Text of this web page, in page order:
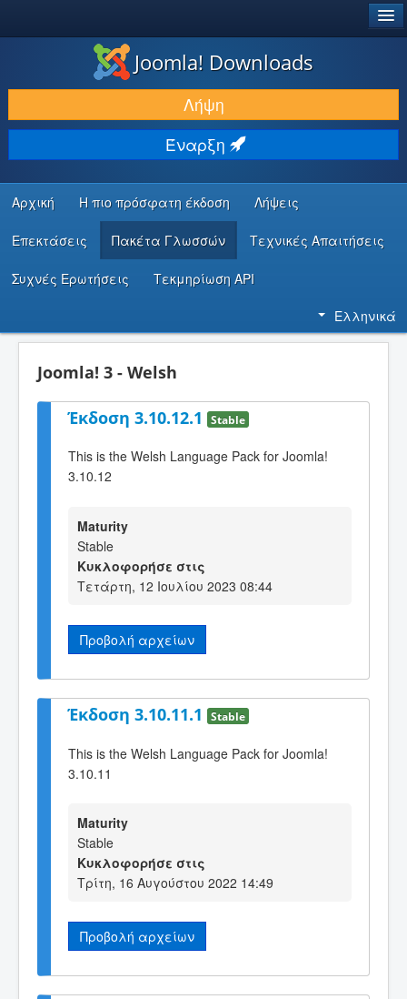
ΛΉΨΕΙΣ & ΕΠΕΚΤΆΣΕΙΣ
ΕΎΡΕΣΗ & ΜΆΘΗΣΗ
ΚΟΙΝΌΤΗΤΑ & ΥΠΟΣΤΉΡΙΞΗ
ΠΌΡΟΙ ΠΡΟΓΡΑΜΜΑΤΙΣΤΏΝ
Joomla! Downloads
Λήψη
Έναρξη
Αρχική Η πιο πρόσφατη έκδοση Λήψεις
Επεκτάσεις Πακέτα Γλωσσών Τεχνικές Απαιτήσεις
Συχνές Ερωτήσεις Τεκμηρίωση API
Ελληνικά
Joomla! 3 - Welsh
Έκδοση 3.10.12.1 Stable
This is the Welsh Language Pack for Joomla!
3.10.12
Maturity
Stable
Κυκλοφορήσε στις
Τετάρτη, 12 Ιουλίου 2023 08:44
Προβολή αρχείων
Έκδοση 3.10.11.1 Stable
This is the Welsh Language Pack for Joomla!
3.10.11
Maturity
Stable
Κυκλοφορήσε στις
Τρίτη, 16 Αυγούστου 2022 14:49
Προβολή αρχείων